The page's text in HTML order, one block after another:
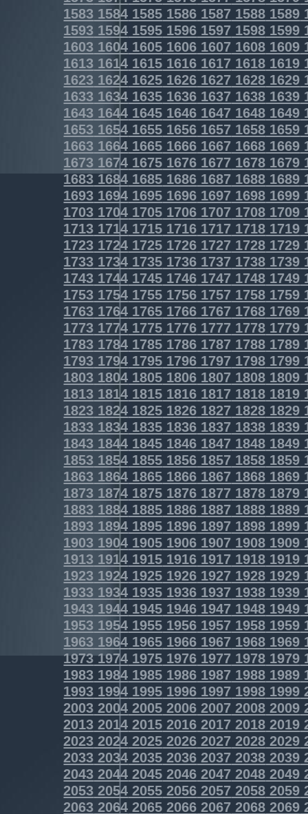
1583 1584 1585 1586 1587 1588 1589
1593 1594 1595 1596 1597 1598 1599
1603 1604 1605 1606 1607 1608 1609
1613 1614 1615 1616 1617 1618 1619
1623 1624 1625 1626 1627 1628 1629
1633 1634 1635 1636 1637 1638 1639
1643 1644 1645 1646 1647 1648 1649
1653 1654 1655 1656 1657 1658 1659
1663 1664 1665 1666 1667 1668 1669
1673 1674 1675 1676 1677 1678 1679
16831684 1685 1686 1687 1688 1689
1693 1694 1695 1696 1697 1698 1699
1703 1704 1705 1706 1707 1708 1709
1713 1714 1715 1716 1717 1718 1719
1723 1724 1725 1726 1727 1728 1729
1733 1734 1735 1736 1737 1738 1739
1743 1744 1745 1746 1747 1748 1749
1753 1754 1755 1756 1757 1758 1759
1763 1764 1765 1766 1767 1768 1769
1773 1774 1775 1776 1777 1778 1779
1783 1784 1785 1786 1787 1788 1789
1793 1794 1795 1796 1797 1798 1799
1803 1804 1805 1806 1807 1808 1809
1813 1814 1815 1816 1817 1818 1819
1823 1824 1825 1826 1827 1828 1829
1833 1834 1835 1836 1837 1838 1839
1843 1844 1845 1846 1847 1848 1849
1853 1854 1855 1856 1857 1858 1859
1863 1864 1865 1866 1867 1868 1869
1873 1874 1875 1876 1877 1878 1879
1883 1884 1885 1886 1887 1888 1889
1893 1894 1895 1896 1897 1898 1899
1903 1904 1905 1906 1907 1908 1909
1913 1914 1915 1916 1917 1918 1919
1923 1924 1925 1926 1927 1928 1929
1933 1934 1935 1936 1937 1938 1939
1943 1944 1945 1946 1947 1948 1949
1953 1954 1955 1956 1957 1958 1959
1963 1964 1965 1966 1967 1968 1969
19731974 1975 1976 1977 1978 1979
1983 1984 1985 1986 1987 1988 1989
1993 1994 1995 1996 1997 1998 1999
2003 2004 2005 2006 2007 2008 2009
2013 2014 2015 2016 2017 2018 2019
2023 2024 2025 2026 2027 2028 2029
2033 2034 2035 2036 2037 2038 2039
2043 2044 2045 2046 2047 2048 2049
2053 2054 2055 2056 2057 2058 2059
2063 2064 2065 2066 2067 2068 2069